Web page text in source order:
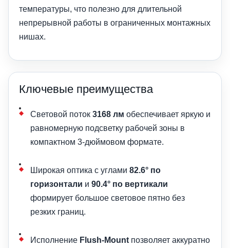
температуры, что полезно для длительной
непрерывной работы в ограниченных монтажных
нишах.
Ключевые преимущества
Световой поток 3168 лм обеспечивает яркую и
равномерную подсветку рабочей зоны в
компактном 3-дюймовом формате.
Широкая оптика с углами 82.6° по
горизонтали и 90.4° по вертикали
формирует большое световое пятно без
резких границ.
Исполнение Flush-Mount позволяет аккуратно